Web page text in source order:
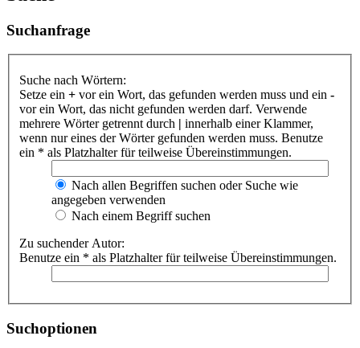
Suchanfrage
Suche nach Wörtern:
Setze ein + vor ein Wort, das gefunden werden muss und ein -
vor ein Wort, das nicht gefunden werden darf. Verwende
mehrere Wörter getrennt durch | innerhalb einer Klammer,
wenn nur eines der Wörter gefunden werden muss. Benutze
ein * als Platzhalter für teilweise Übereinstimmungen.
Nach allen Begriffen suchen oder Suche wie
angegeben verwenden
Nach einem Begriff suchen
Zu suchender Autor:
Benutze ein * als Platzhalter für teilweise Übereinstimmungen.
Suchoptionen